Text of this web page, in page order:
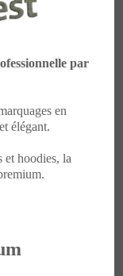
par
en
élégant.
et hoodies, la